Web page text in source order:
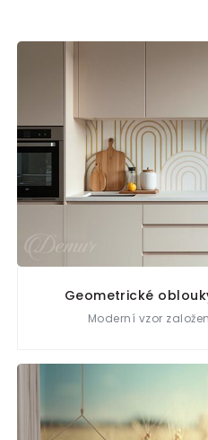
Geometrické
Moderní vzor